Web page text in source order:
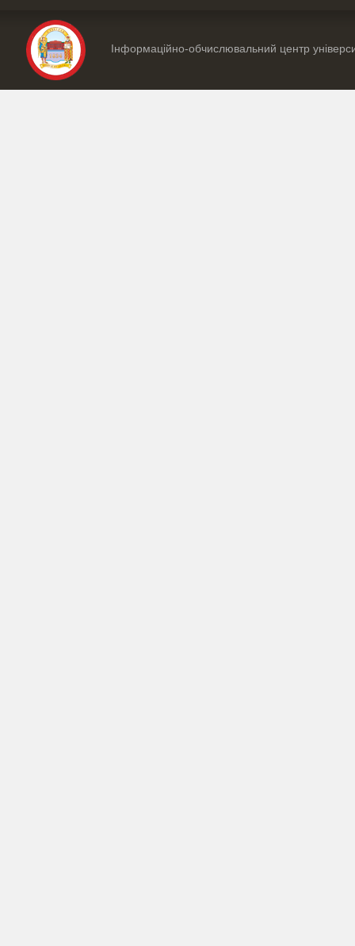
Інформаційно-обчислювальний центр